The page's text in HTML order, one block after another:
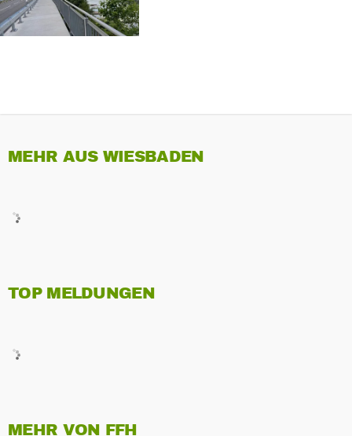
MEHR AUS WIESBADEN
TOP MELDUNGEN
MEHR VON FFH